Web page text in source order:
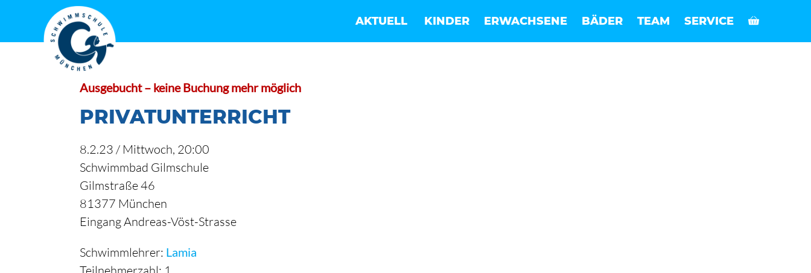
springen
AKTUELL KINDER ERWACHSENE BÄDER TEAM SERVICE
Ausgebucht – keine Buchung mehr möglich
PRIVATUNTERRICHT
8.2.23 / Mittwoch, 20:00
Schwimmbad Gilmschule
Gilmstraße 46
81377 München
Eingang Andreas-Vöst-Strasse
Schwimmlehrer: Lamia